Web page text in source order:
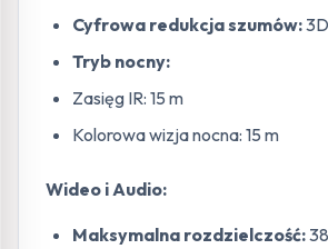
Cyfrowa redukcja szumów:
Tryb nocny:
Zasięg IR: 15 m
Kolorowa wizja nocna: 15 m
Wideo i Audio:
Maksymalna rozdzielczość: